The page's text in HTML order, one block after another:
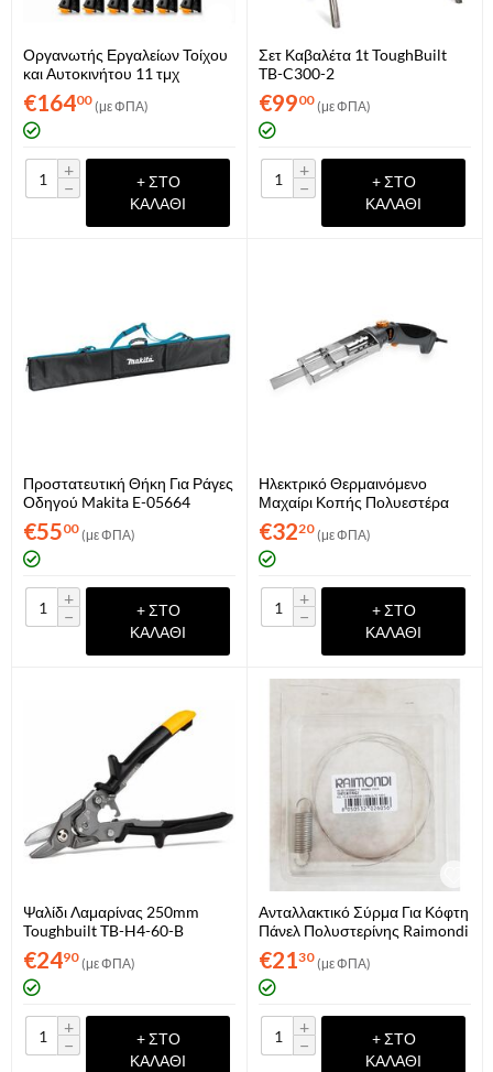
Οργανωτής Εργαλείων Τοίχου
και Αυτοκινήτου 11 τμχ
Toughbuilt TB-CT-153-11-XEA
€16400 (με ΦΠΑ)
+
−
+ ΣΤΟ
ΚΑΛΆΘΙ
Σετ Καβαλέτα 1t ToughBuilt
TB-C300-2
€9900 (με ΦΠΑ)
+
−
+ ΣΤΟ
ΚΑΛΆΘΙ
Προστατευτική Θήκη Για Ράγες
Οδηγού Makita E-05664
€5500 (με ΦΠΑ)
+
−
+ ΣΤΟ
ΚΑΛΆΘΙ
Ηλεκτρικό Θερμαινόμενο
Μαχαίρι Κοπής Πολυεστέρα
130W Kseibi KS714640
€3220 (με ΦΠΑ)
+
−
+ ΣΤΟ
ΚΑΛΆΘΙ
Ψαλίδι Λαμαρίνας 250mm
Toughbuilt TB-H4-60-B
€2490 (με ΦΠΑ)
+
−
+ ΣΤΟ
ΚΑΛΆΘΙ
Ανταλλακτικό Σύρμα Για Κόφτη
Πάνελ Πολυστερίνης Raimondi
Polysticut Με Ελατήριο
(ART.194TCKITRIC2)
€2130 (με ΦΠΑ)
+
−
+ ΣΤΟ
ΚΑΛΆΘΙ